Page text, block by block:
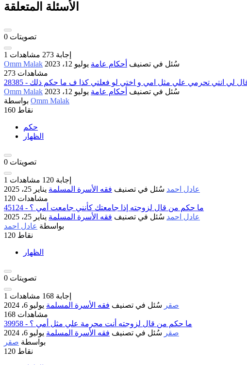
الأسئلة المتعلقة
0 تصويتات
1 إجابة 273 مشاهدات
Omm Malak
سُئل في تصنيف أحكام عامة يوليو 12، 2023
273 مشاهدات
قال لي انتي تحرمي علي مثل امي و اختي لو فعلتي كذا ف ما حكم ذلك
Omm Malak
سُئل في تصنيف أحكام عامة يوليو 12، 2023
Omm Malak
160 نقاط
حكم
الظهار
0 تصويتات
1 إجابة 120 مشاهدات
عادل احمد سُئل في تصنيف فقه الأسرة المسلمة يناير 25، 2025
120 مشاهدات
45124 - ما حكم من قال لزوجته إذا جامعتك كأنني جامعت أمي ؟
عادل احمد سُئل في تصنيف فقه الأسرة المسلمة يناير 25، 2025
بواسطة عادل احمد
120 نقاط
الظهار
0 تصويتات
1 إجابة 168 مشاهدات
صقر سُئل في تصنيف فقه الأسرة المسلمة يوليو 6، 2024
168 مشاهدات
39958 - ما حكم من قال لزوجته أنت محرمة علي مثل أمي ؟
صقر سُئل في تصنيف فقه الأسرة المسلمة يوليو 6، 2024
بواسطة صقر
120 نقاط